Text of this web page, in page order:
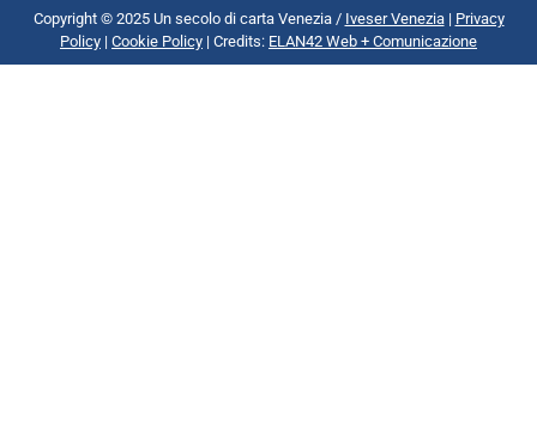
Copyright © 2025 Un secolo di carta Venezia / Iveser Venezia| Privacy
Policy | Cookie Policy | Credits: ELAN42 Web + Comunicazione